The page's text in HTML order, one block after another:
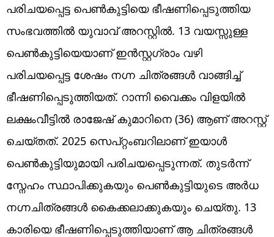
പരിചയപ്പെട്ട പെൺകുട്ടിയെ ഭീഷണിപ്പെടുത്തിയ
സംഭവത്തിൽ യുവാവ് അറസ്റ്റിൽ. 13 വയസ്സുള്ള
പെൺകുട്ടിയെയാണ് ഇൻസ്റ്റഗ്രാം വഴി
പരിചയപ്പെട്ട ശേഷം നഗ്ന ചിത്രങ്ങൾ വാങ്ങിച്ച്
ഭീഷണിപ്പെടുത്തിയത്. റാന്നി വൈക്കം വിളയിൽ
ലക്ഷംവീട്ടിൽ രാജേഷ് കുമാറിനെ (36) ആണ് അറസ്റ്റ്
ചെയ്തത്. 2025 സെപ്റ്റംബറിലാണ് ഇയാൾ
പെൺകുട്ടിയുമായി പരിചയപ്പെടുന്നത്. തുടർന്ന്
സ്നേഹം സ്ഥാപിക്കുകയും പെൺകുട്ടിയുടെ അർധ
നഗ്നചിത്രങ്ങൾ കൈക്കലാക്കുകയും ചെയ്തു. 13
കാരിയെ ഭീഷണിപ്പെടുത്തിയാണ് ആ ചിത്രങ്ങൾ